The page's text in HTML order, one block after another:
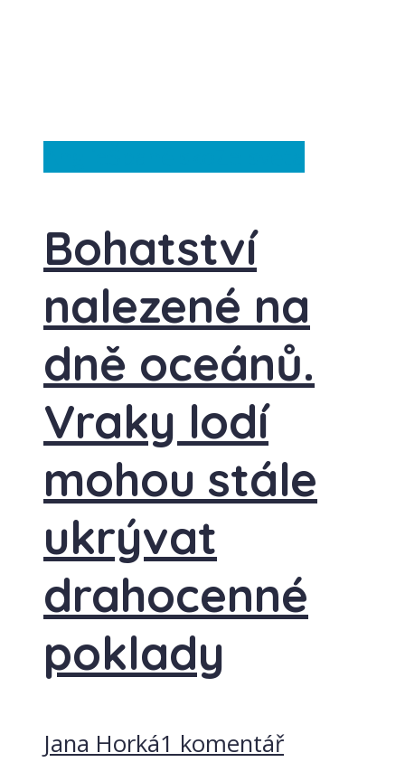
Bohatství
nalezené na
dně oceánů.
Vraky lodí
mohou stále
ukrývat
drahocenné
poklady
Jana Horká1 komentář